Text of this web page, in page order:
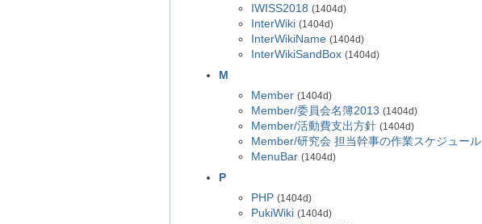
IWISS2018 (1404d)
InterWiki (1404d)
InterWikiName (1404d)
InterWikiSandBox (1404d)
M
Member (1404d)
Member/委員会名簿2013 (1404d)
Member/活動費支出方針 (1404d)
Member/研究会 担当幹事の作業スケジュール
MenuBar (1404d)
P
PHP (1404d)
PukiWiki (1404d)